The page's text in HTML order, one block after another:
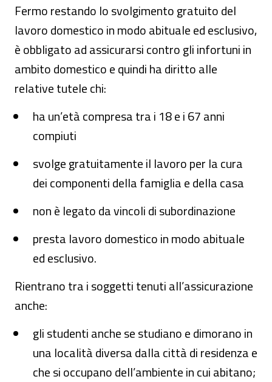
Fermo restando lo svolgimento gratuito del
lavoro domestico in modo abituale ed esclusivo,
è obbligato ad assicurarsi contro gli infortuni in
ambito domestico e quindi ha diritto alle
relative tutele chi:
ha un’età compresa tra i 18 e i 67 anni
compiuti
svolge gratuitamente il lavoro per la cura
dei componenti della famiglia e della casa
non è legato da vincoli di subordinazione
presta lavoro domestico in modo abituale
ed esclusivo.
Rientrano tra i soggetti tenuti all’assicurazione
anche:
gli studenti anche se studiano e dimorano in
una località diversa dalla città di residenza e
che si occupano dell’ambiente in cui abitano;